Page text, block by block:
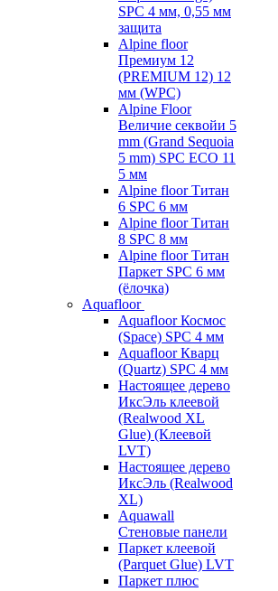
SPC 4 мм, 0,55 мм
защита
Alpine floor
Премиум 12
(PREMIUM 12) 12
мм (WPC)
Alpine Floor
Величие секвойи 5
mm (Grand Sequoia
5 mm) SPC ECO 11
5 мм
Alpine floor Титан
6 SPC 6 мм
Alpine floor Титан
8 SPC 8 мм
Alpine floor Титан
Паркет SPC 6 мм
(ёлочка)
Aquafloor
Aquafloor Космос
(Space) SPC 4 мм
Aquafloor Кварц
(Quartz) SPC 4 мм
Настоящее дерево
ИксЭль клеевой
(Realwood XL
Glue) (Клеевой
LVT)
Настоящее дерево
ИксЭль (Realwood
XL)
Aquawall
Стеновые панели
Паркет клеевой
(Parquet Glue) LVT
Паркет плюс